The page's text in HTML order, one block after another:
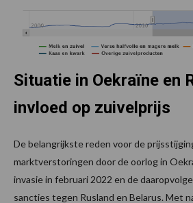
Situatie in Oekraïne en
invloed op zuivelprijs
De belangrijkste reden voor de
marktverstoringen door de oorlog in
invasie in februari 2022 en de
sancties tegen Rusland en Belarus. Met